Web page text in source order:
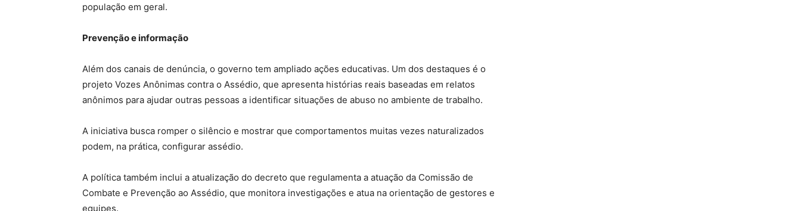
população em geral.
Prevenção e informação
Além dos canais de denúncia, o governo tem ampliado ações educativas. Um dos destaques é o
projeto Vozes Anônimas contra o Assédio, que apresenta histórias reais baseadas em relatos
anônimos para ajudar outras pessoas a identificar situações de abuso no ambiente de trabalho.
A iniciativa busca romper o silêncio e mostrar que comportamentos muitas vezes naturalizados
podem, na prática, configurar assédio.
A política também inclui a atualização do decreto que regulamenta a atuação da Comissão de
Combate e Prevenção ao Assédio, que monitora investigações e atua na orientação de gestores e
equipes.